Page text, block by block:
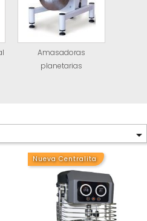
Amasadoras
planetarias

Nueva Centralita